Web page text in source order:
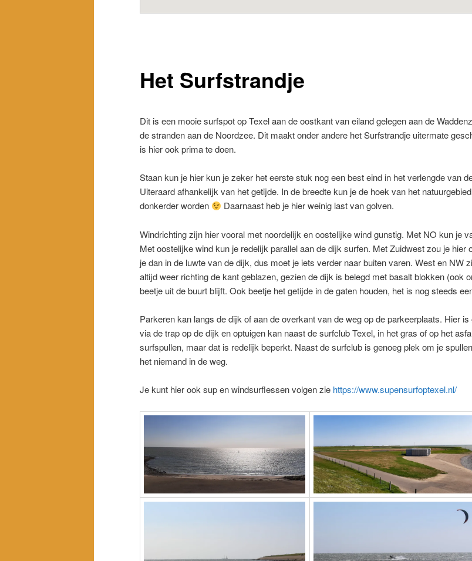
Het Surfstrandje
Dit is een mooie surfspot op Texel aan de oostkant van eiland gelegen aan de
de stranden aan de Noordzee. Dit maakt onder andere het Surfstrandje uitermate
is hier ook prima te doen.
Staan kun je hier kun je zeker het eerste stuk nog een best eind in het verlengde van
Uiteraard afhankelijk van het getijde. In de breedte kun je de hoek van het
donkerder worden
Daarnaast heb je hier weinig last van golven.
Windrichting zijn hier vooral met noordelijk en oostelijke wind gunstig. Met NO kun je
Met oostelijke wind kun je redelijk parallel aan de dijk surfen. Met Zuidwest zou je
je dan in de luwte van de dijk, dus moet je iets verder naar buiten varen. West en NW
altijd weer richting de kant geblazen, gezien de dijk is belegd met basalt blokken (ook
beetje uit de buurt blijft. Ook beetje het getijde in de gaten houden, het is nog steeds
Parkeren kan langs de dijk of aan de overkant van de weg op de parkeerplaats. Hier
via de trap op de dijk en optuigen kan naast de surfclub Texel, in het gras of op het
surfspullen, maar dat is redelijk beperkt. Naast de surfclub is genoeg plek om je
het niemand in de weg.
Je kunt hier ook sup en windsurflessen volgen zie https://www.supensurfoptexel.nl/